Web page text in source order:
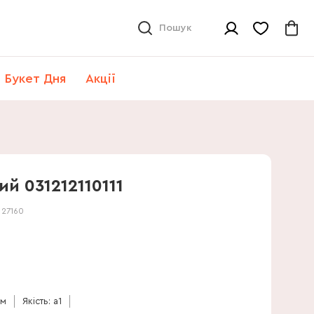
Пошук
Букет Дня Акції
031212110111
27160
Якість: a1